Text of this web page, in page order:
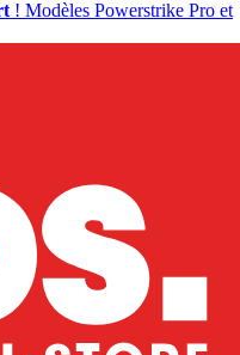
! Modèles Powerstrike Pro et